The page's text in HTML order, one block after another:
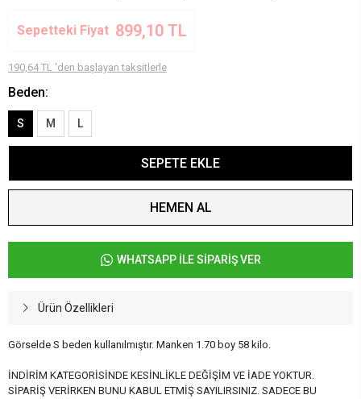
Sepetteki Fiyat 899,10 TL
190,64 TL 'den başlayan taksitlerle
Beden:
S M L
SEPETE EKLE
HEMEN AL
WHATSAPP İLE SİPARİŞ VER
Ürün Özellikleri
Görselde S beden kullanılmıştır. Manken 1.70 boy 58 kilo.
İNDİRİM KATEGORİSİNDE KESİNLİKLE DEĞİŞİM VE İADE YOKTUR.
SİPARİŞ VERİRKEN BUNU KABUL ETMİŞ SAYILIRSINIZ. SADECE BU